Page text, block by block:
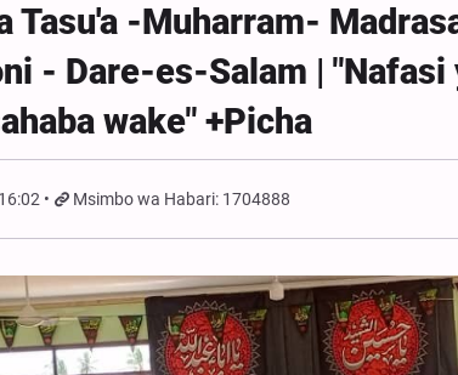
Tasu'a -Muharram-
- Dare-es-Salam |
wake" +Picha
Msimbo wa Habari: 1704888